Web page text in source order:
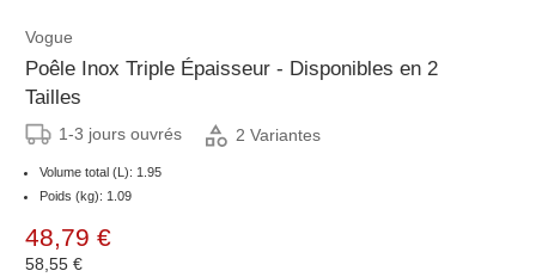
Vogue
Poêle Inox Triple Épaisseur - Disponibles en 2
Tailles
1-3 jours ouvrés 2 Variantes
Volume total (L): 1.95
Poids (kg): 1.09
48,79 €
58,55 €